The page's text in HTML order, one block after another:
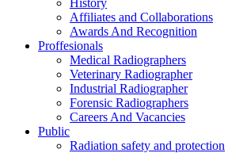
History
Affiliates and Collaborations
Awards And Recognition
Proffesionals
Medical Radiographers
Veterinary Radiographer
Industrial Radiographer
Forensic Radiographers
Careers And Vacancies
Public
Radiation safety and protection